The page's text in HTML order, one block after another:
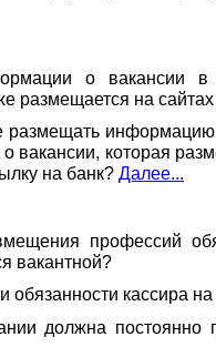
о вакансии в
размещается на
информацию
которая
на банк? Далее...
профессий
вакантной?
кассира
должна постоянно